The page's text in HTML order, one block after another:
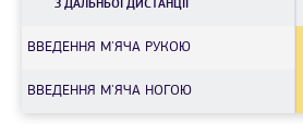
З ДАЛЬНЬОЇ ДИСТАНЦIЇ
ВВЕДЕННЯ М'ЯЧА РУКОЮ
ВВЕДЕННЯ М'ЯЧА НОГОЮ